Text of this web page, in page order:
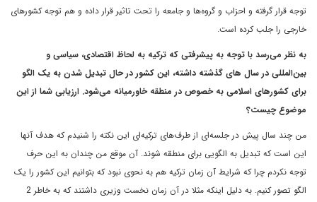
توجه قرار گرفته و احزاب و گروه‌ها و جامعه را تحت تاثیر قرار داده و هم توجه کشورهای
خارجی را جلب کرده است.
به نظر می‌رسد با توجه به پیشرفتی که ترکیه به لحاظ اقتصادی، سیاسی و
بین‌المللی در سال های گذشته داشته، این کشور در حال تبدیل شدن به یک الگو
برای کشورهای اسلامی ‌به خصوص در منطقه خاورمیانه می‌شود. ارزیابی شما از این
موضوع چیست؟
من چند سال پیش در جلسه‌ای از طرف‌های ترکیه‌ای این نکته را شنیدم که هدف آنها
این است که تبدیل به الگویی برای منطقه شوند. آن موقع من چندان به این حرف
توجه نکردم چرا که شرایط آن زمان ترکیه هم به نحوی نبود که بتوانیم این کشور را یک
الگو تصور کنیم. به دلیل اینکه مثلا در آن زمان نخست‌ وزیری داشتند که به خاطر 2